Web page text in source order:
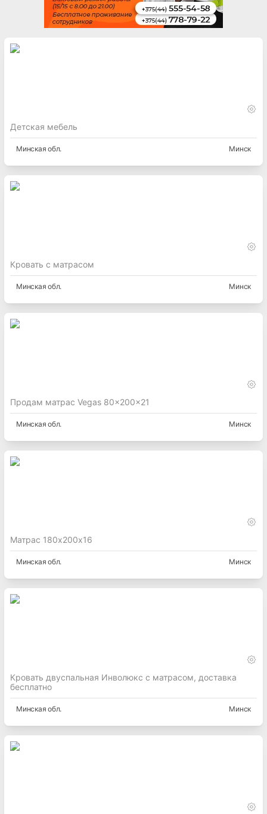
Детская мебель
Минская обл. Минск
Кровать с матрасом
Минская обл. Минск
Продам матрас Vegas 80x200x21
Минская обл. Минск
Матрас 180х200х16
Минская обл. Минск
Кровать двуспальная Инволюкс с матрасом, доставка
бесплатно
Минская обл. Минск